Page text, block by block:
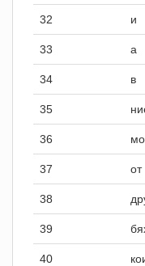
32 и
33 а
34 в
35
36
37 от
38
39
40